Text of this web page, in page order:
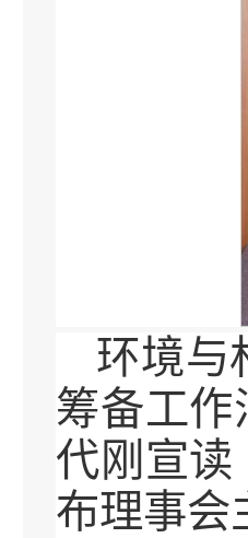
环境与
筹备工
代刚宣
布理事会